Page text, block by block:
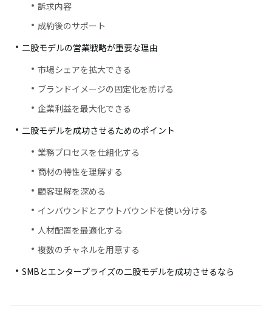
訴求内容
成約後のサポート
二股モデルの営業戦略が重要な理由
市場シェアを拡大できる
ブランドイメージの固定化を防げる
企業利益を最大化できる
二股モデルを成功させるためのポイント
業務プロセスを仕組化する
商材の特性を理解する
顧客理解を深める
インバウンドとアウトバウンドを使い分ける
人材配置を最適化する
複数のチャネルを用意する
SMBとエンタープライズの二股モデルを成功させるなら